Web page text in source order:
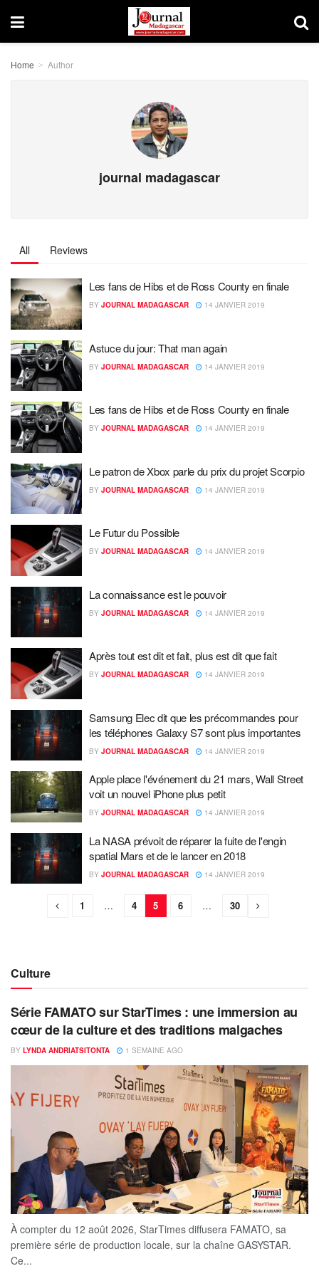
Home Author
journal madagascar
All Reviews
Les fans de Hibs et de Ross County en finale
BY JOURNAL MADAGASCAR 14 JANVIER 2019
Astuce du jour: That man again
BY JOURNAL MADAGASCAR 14 JANVIER 2019
Les fans de Hibs et de Ross County en finale
BY JOURNAL MADAGASCAR 14 JANVIER 2019
Le patron de Xbox parle du prix du projet Scorpio
BY JOURNAL MADAGASCAR 14 JANVIER 2019
Le Futur du Possible
BY JOURNAL MADAGASCAR 14 JANVIER 2019
La connaissance est le pouvoir
BY JOURNAL MADAGASCAR 14 JANVIER 2019
Après tout est dit et fait, plus est dit que fait
BY JOURNAL MADAGASCAR 14 JANVIER 2019
Samsung Elec dit que les précommandes pour
les téléphones Galaxy S7 sont plus importantes
BY JOURNAL MADAGASCAR 14 JANVIER 2019
Apple place l'événement du 21 mars, Wall Street
voit un nouvel iPhone plus petit
BY JOURNAL MADAGASCAR 14 JANVIER 2019
La NASA prévoit de réparer la fuite de l'engin
spatial Mars et de le lancer en 2018
BY JOURNAL MADAGASCAR 14 JANVIER 2019
1 … 4 5 6 … 30
Culture
Série FAMATO sur StarTimes : une immersion au
cœur de la culture et des traditions malgaches
BY LYNDA ANDRIATSITONTA 1 SEMAINE AGO
À compter du 12 août 2026, StarTimes diffusera FAMATO, sa
première série de production locale, sur la chaîne GASYSTAR.
Ce...